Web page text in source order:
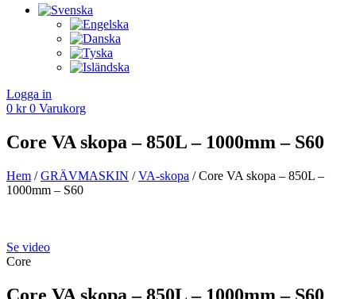
Logga in
0 kr 0 Varukorg
Core VA skopa – 850L – 1000mm – S60
Hem /GRÄV­MASKIN /VA­-skopa / Core VA skopa – 850L –
1000mm – S60
Se video
Core
Core VA skopa – 850L – 1000mm – S60